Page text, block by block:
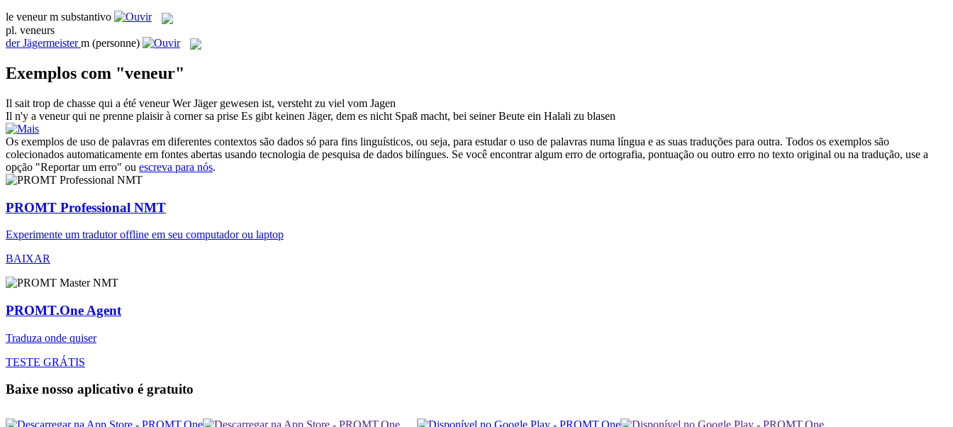
le veneur m substantivo
pl. veneurs
derJägermeister m (personne)
Exemplos com "veneur"
Il sait trop de chasse qui a été veneur Wer Jäger gewesen ist, versteht zu viel vom Jagen
Il n'y a veneurqui ne prenne plaisir à corner sa prise Es gibt keinen Jäger, dem es nicht Spaß macht, bei seiner Beute ein Halali zu blasen
Os exemplos de uso de palavras em diferentes contextos são dados só para fins linguísticos, ou seja, para estudar o uso de palavras numa língua e as suas traduções para outra. Todos os exemplos são
colecionados automaticamente em fontes abertas usando tecnologia de pesquisa de dados bilíngues. Se você encontrar algum erro de ortografia, pontuação ou outro erro no texto original ou na tradução, use a
opção "Reportar um erro" ou escreva para nós.
PROMT Professional NMT
Experimente um tradutor offline em seu computador ou laptop
BAIXAR
PROMT.One Agent
Traduza onde quiser
TESTE GRÁTIS
Baixe nosso aplicativo é gratuito